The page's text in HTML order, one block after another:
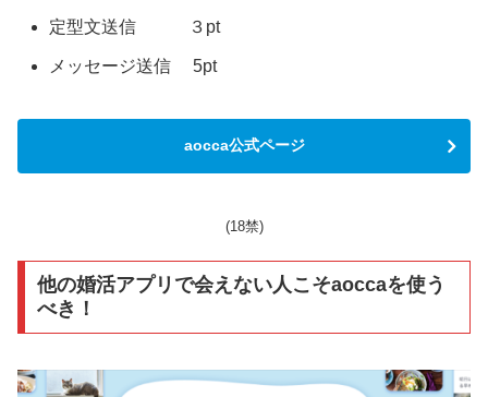
定型文送信 ３pt
メッセージ送信 5pt
aocca公式ページ
(18禁)
他の婚活アプリで会えない人こそaoccaを使う
べき！